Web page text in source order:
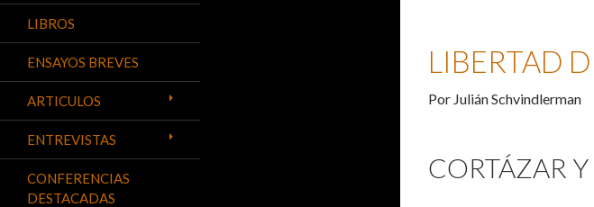
LIBERTAD
Por Julián Schvindlerman
CORTÁZAR
LIBROS
ENSAYOS BREVES
ARTICULOS
ENTREVISTAS
CONFERENCIAS
DESTACADAS